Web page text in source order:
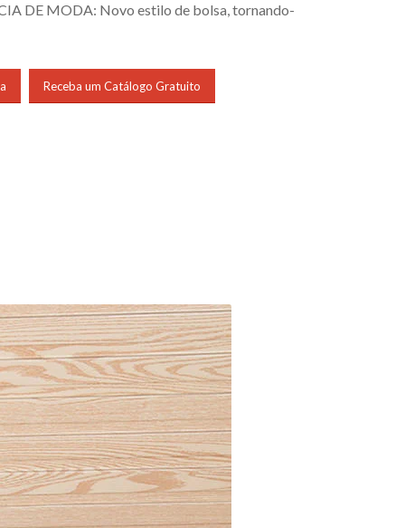
DE MODA: Novo estilo de bolsa, tornando-
Receba um Catálogo Gratuito